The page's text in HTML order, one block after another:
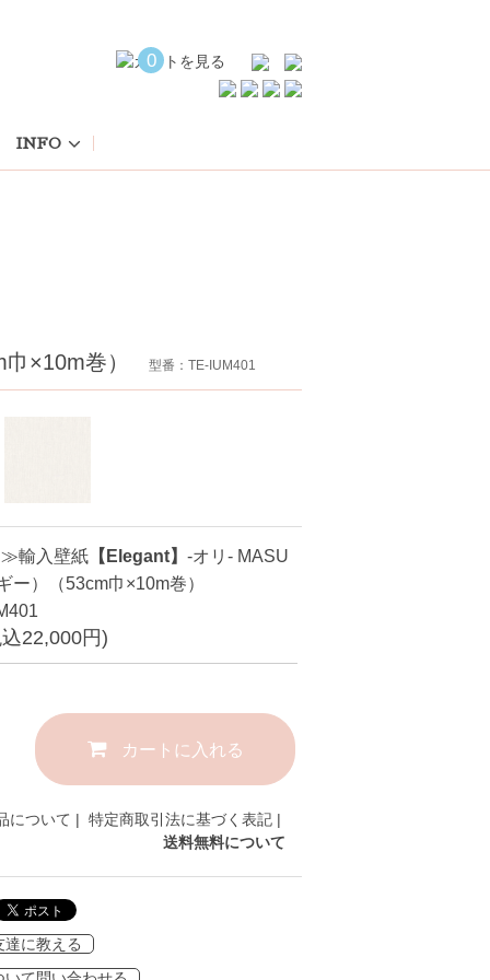
0
INFO
×10m巻） 型番：TE-IUM401
輸入壁紙【Elegant】 -オリ- MASU
ー）（53cm巾×10m巻）
22,000円)
カートに入れる
について | 特定商取引法に基づく表記 |
送料無料について
に教える